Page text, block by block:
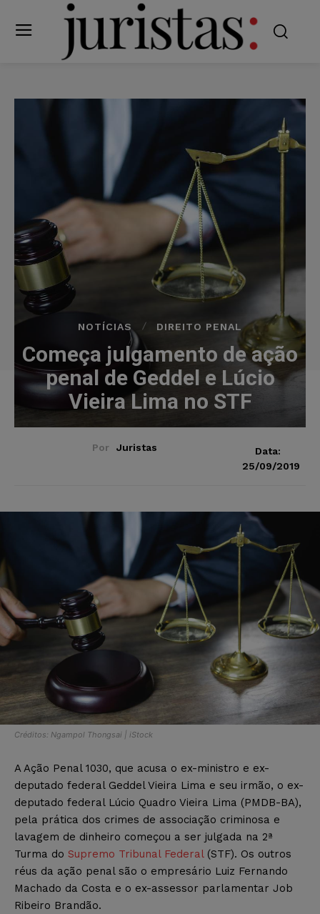
NOTÍCIAS DIREITO PENAL
Começa julgamento de ação
penal de Geddel e Lúcio
Vieira Lima no STF
Por Juristas
Data:
25/09/2019
Créditos: Ngampol Thongsai | iStock
A Ação Penal 1030, que acusa o ex-ministro e ex-
deputado federal Geddel Vieira Lima e seu irmão, o ex-
deputado federal Lúcio Quadro Vieira Lima (PMDB-BA),
pela prática dos crimes de associação criminosa e
lavagem de dinheiro começou a ser julgada na 2ª
Turma do Supremo Tribunal Federal(STF). Os outros
réus da ação penal são o empresário Luiz Fernando
Machado da Costa e o ex-assessor parlamentar Job
Ribeiro Brandão.